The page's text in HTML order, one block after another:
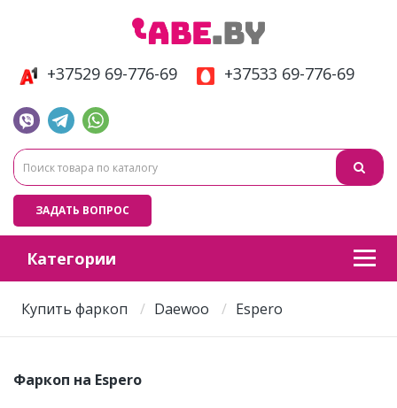
+37529 69-776-69 +37533 69-776-69
ЗАДАТЬ ВОПРОС
Категории
Купить фаркоп Daewoo Espero
Фаркоп на Espero